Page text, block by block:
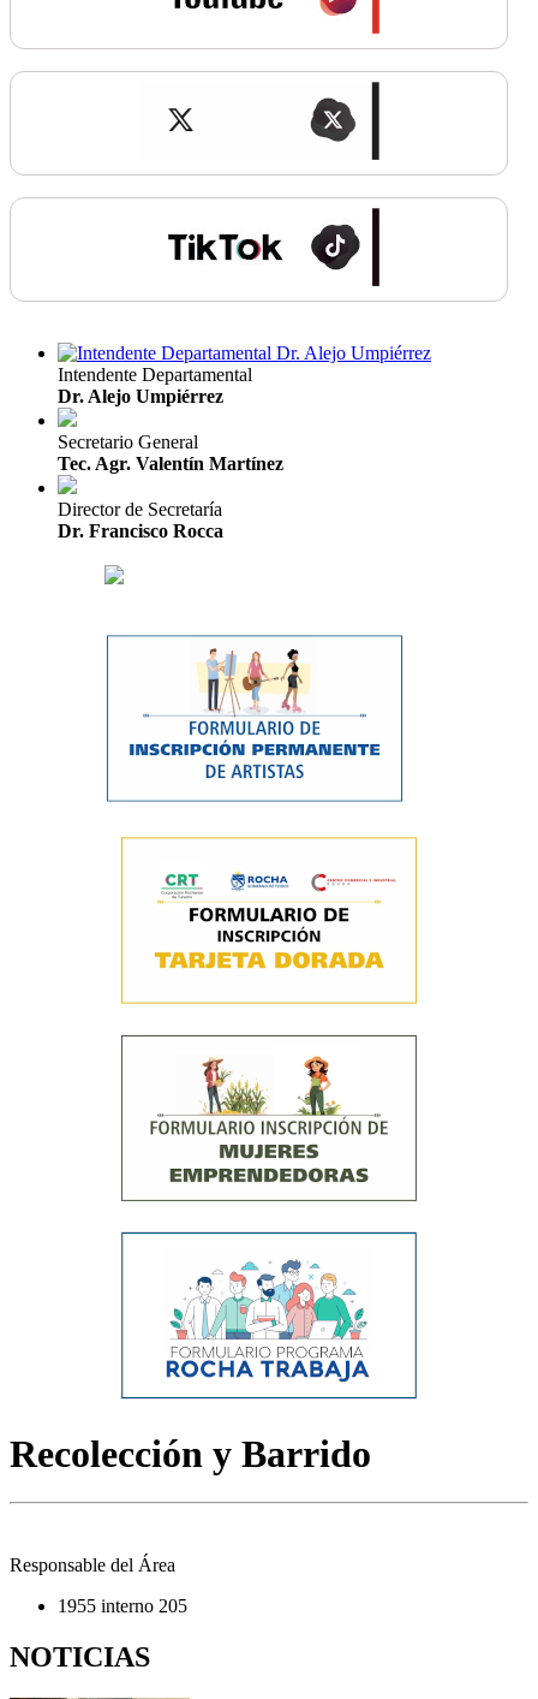
Intendente Departamental
Dr. Alejo Umpiérrez
Secretario General
Tec. Agr. Valentín Martínez
Director de Secretaría
Dr. Francisco Rocca
Recolección y Barrido
Responsable del Área
1955 interno 205
NOTICIAS